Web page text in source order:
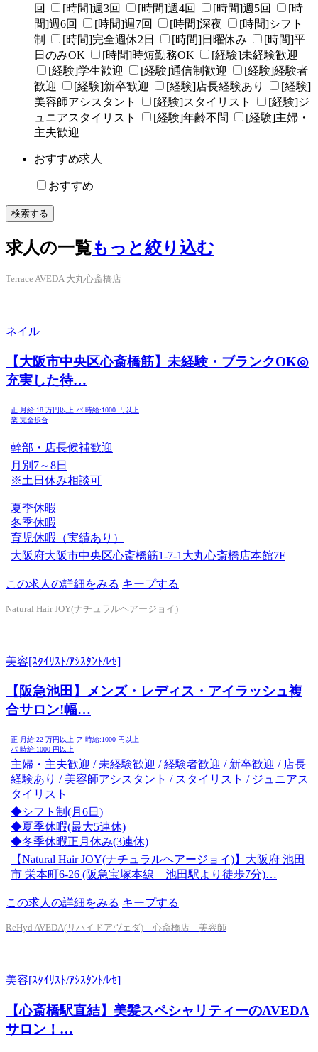
回
[時間]週3回 [時間]週4回 [時間]週5回
[時
間]週6回
[時間]週7回 [時間]深夜
[時間]シフト
制
[時間]完全週休2日 [時間]日曜休み
[時間]平
日のみOK
[時間]時短勤務OK
[経験]未経験歓迎
[経験]学生歓迎
[経験]通信制歓迎
[経験]経験者
歓迎
[経験]新卒歓迎 [経験]店長経験あり
[経験]
美容師アシスタント
[経験]スタイリスト
[経験]ジ
ュニアスタイリスト
[経験]年齢不問
[経験]主婦・
主夫歓迎
おすすめ求人
おすすめ
求人の一覧もっと絞り込む
Terrace AVEDA 大丸心斎橋店
ネイル
【大阪市中央区心斎橋筋】未経験・ブランクOK◎
充実した待…
正 月給:18 万円以上 パ 時給:1000 円以上
業 完全歩合
幹部・店長候補歓迎
月別7～8日
※土日休み相談可
夏季休暇
冬季休暇
育児休暇（実績あり）
大阪府大阪市中央区心斎橋筋1-7-1大丸心斎橋店本館7F
この求人の詳細をみる キープする
Natural Hair JOY(ナチュラルヘアージョイ)
美容[ｽﾀｲﾘｽﾄ/ｱｼｽﾀﾝﾄ/ﾚｾ]
【阪急池田】メンズ・レディス・アイラッシュ複
合サロン!幅…
正 月給:22 万円以上 ア 時給:1000 円以上
パ 時給:1000 円以上
主婦・主夫歓迎 / 未経験歓迎 / 経験者歓迎 / 新卒歓迎 / 店長
経験あり / 美容師アシスタント / スタイリスト / ジュニアス
タイリスト
◆シフト制(月6日)
◆夏季休暇(最大5連休)
◆冬季休暇正月休み(3連休)
【Natural Hair JOY(ナチュラルヘアージョイ)】大阪府 池田
市 栄本町6-26 (阪急宝塚本線 池田駅より徒歩7分)…
この求人の詳細をみる キープする
ReHyd AVEDA(リハイドアヴェダ) 心斎橋店 美容師
美容[ｽﾀｲﾘｽﾄ/ｱｼｽﾀﾝﾄ/ﾚｾ]
【心斎橋駅直結】美髪スペシャリティーのAVEDA
サロン！…